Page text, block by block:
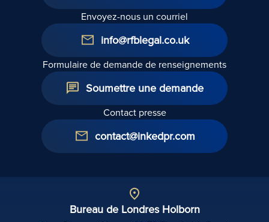
Envoyez-nous un courriel
info@rfblegal.co.uk
Formulaire de demande de renseignements
Soumettre une demande
Contact presse
contact@inkedpr.com
Bureau de Londres Holborn